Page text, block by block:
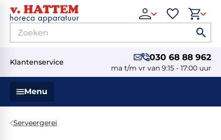
Klantenservice 030 68 88 962
ma t/m vr van 9:15 - 17:00 uur
Menu
Serveergerei